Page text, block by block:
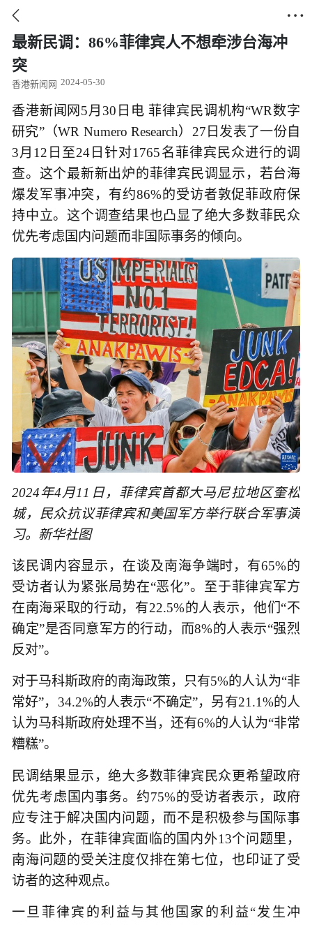
 
最新民调：86%菲律宾人不想牵涉台海冲
突
香港新闻网 2024-05-30
香港新闻网5月30日电 菲律宾民调机构“WR数字
研究”（WR Numero Research）27日发表了一份自
3月12日至24日针对1765名菲律宾民众进行的调
查。这个最新新出炉的菲律宾民调显示，若台海
爆发军事冲突，有约86%的受访者敦促菲政府保
持中立。这个调查结果也凸显了绝大多数菲民众
优先考虑国内问题而非国际事务的倾向。
2024年4月11日，菲律宾首都大马尼拉地区奎松
城，民众抗议菲律宾和美国军方举行联合军事演
习。新华社图
该民调内容显示，在谈及南海争端时，有65%的
受访者认为紧张局势在“恶化”。至于菲律宾军方
在南海采取的行动，有22.5%的人表示，他们“不
确定”是否同意军方的行动，而8%的人表示“强烈
反对”。
对于马科斯政府的南海政策，只有5%的人认为“非
常好”，34.2%的人表示“不确定”，另有21.1%的人
认为马科斯政府处理不当，还有6%的人认为“非常
糟糕”。
民调结果显示，绝大多数菲律宾民众更希望政府
优先考虑国内事务。约75%的受访者表示，政府
应专注于解决国内问题，而不是积极参与国际事
务。此外，在菲律宾面临的国内外13个问题里，
南海问题的受关注度仅排在第七位，也印证了受
访者的这种观点。
一旦菲律宾的利益与其他国家的利益“发生冲